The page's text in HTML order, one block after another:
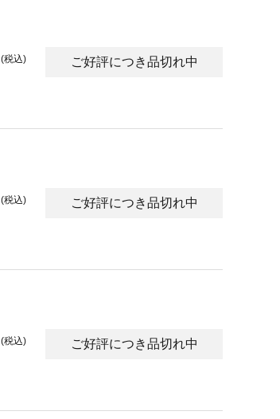
(税込) ご好評につき品切れ中
(税込) ご好評につき品切れ中
(税込) ご好評につき品切れ中